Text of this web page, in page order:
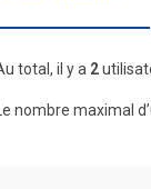
total, il y a 2
Le nombre maximal